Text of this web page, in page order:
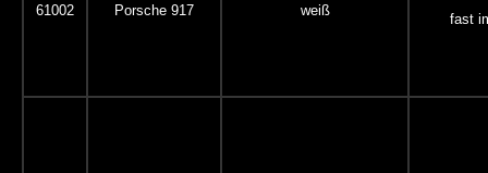
61002 Porsche 917 weiß
fast